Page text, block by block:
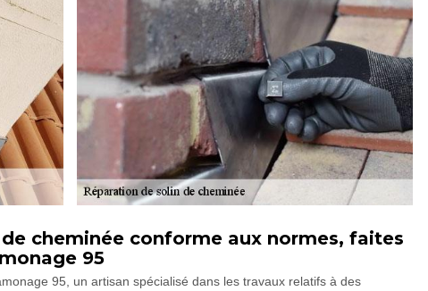
cheminée conforme aux normes, faites
95
95, un artisan spécialisé dans les travaux relatifs à des